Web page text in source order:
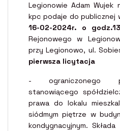
Legionowie Adam
kpc podaje do publicznej
16-02-2024r. o
Rejonowego w
przy Legionowo, ul.
pierwsza licytacja
- ograniczonego
stanowiącego
prawa do lokalu
siódmym piętrze w
kondygnacyjnym.